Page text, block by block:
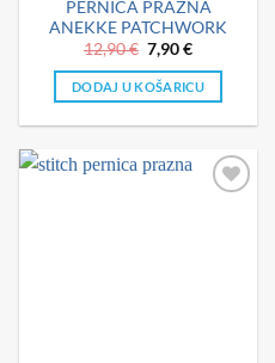
PERNICA PRAZNA
ANEKKE PATCHWORK
12,90€ Izvorna
cijena
bila
je:
7,90€Trenutna
je:
7,90 €.
DODAJ U KOŠARICU